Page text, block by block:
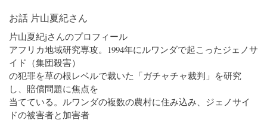
お話 片山夏紀さん
片山夏紀jさんのプロフィール
アフリカ地域研究専攻。1994年にルワンダで起こったジェノサ
イド（集団殺害）
の犯罪を草の根レベルで裁いた「ガチャチャ裁判」を研究
し、賠償問題に焦点を
当てている。ルワンダの複数の農村に住み込み、ジェノサイ
ドの被害者と加害者